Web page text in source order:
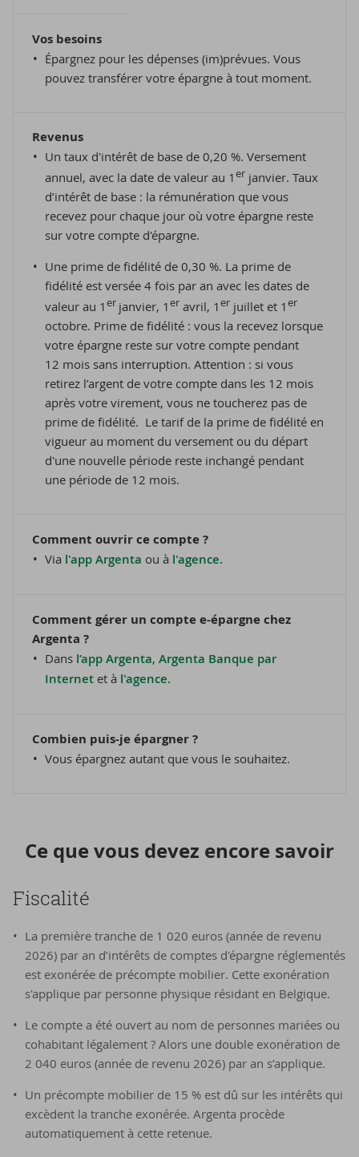
Vos besoins
Épargnez pour les dépenses (im)prévues. Vous
pouvez transférer votre épargne à tout moment.
Revenus
Un taux d'intérêt de base de 0,20 %. Versement
annuel, avec la date de valeur au 1er janvier. Taux
d’intérêt de base : la rémunération que vous
recevez pour chaque jour où votre épargne reste
sur votre compte d'épargne.
Une prime de fidélité de 0,30 %. La prime de
fidélité est versée 4 fois par an avec les dates de
valeur au 1er janvier, 1er avril, 1er juillet et 1er
octobre. Prime de fidélité : vous la recevez lorsque
votre épargne reste sur votre compte pendant
12 mois sans interruption. Attention : si vous
retirez l’argent de votre compte dans les 12 mois
après votre virement, vous ne toucherez pas de
prime de fidélité. Le tarif de la prime de fidélité en
vigueur au moment du versement ou du départ
d'une nouvelle période reste inchangé pendant
une période de 12 mois.
Comment ouvrir ce compte ?
Via l'app Argenta ou à l'agence.
Comment gérer un compte e-épargne chez
Argenta ?
Dans l’app Argenta, Argenta Banque par
Internet et à l'agence.
Combien puis-je épargner ?
Vous épargnez autant que vous le souhaitez.
Ce que vous devez en­core sa­voir
Fis­ca­li­té
La première tranche de 1 020 euros (année de revenu
2026) par an d’intérêts de comptes d'épargne réglementés
est exonérée de précompte mobilier. Cette exonération
s'applique par personne physique résidant en Belgique.
Le compte a été ouvert au nom de personnes mariées ou
cohabitant légalement ? Alors une double exonération de
2 040 euros (année de revenu 2026) par an s’applique.
Un précompte mobilier de 15 % est dû sur les intérêts qui
excèdent la tranche exonérée. Argenta procède
automatiquement à cette retenue.